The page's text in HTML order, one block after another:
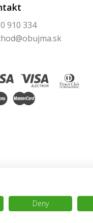
910 334
Deny